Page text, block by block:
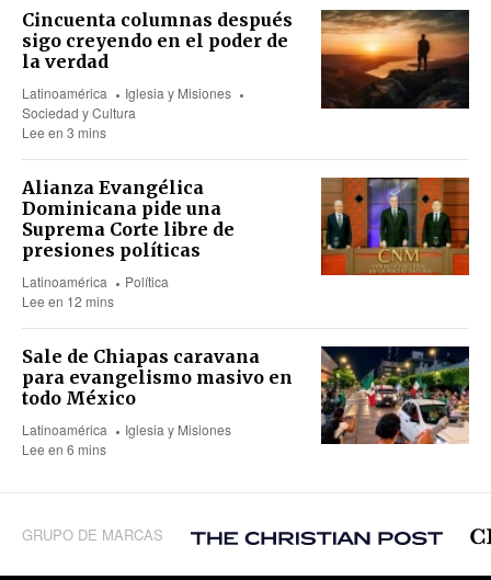
Cincuenta columnas después
sigo creyendo en el poder de
la verdad
Latinoamérica
Iglesia y Misiones
Sociedad y Cultura
Lee en 3 mins
Alianza Evangélica
Dominicana pide una
Suprema Corte libre de
presiones políticas
Latinoamérica
Política
Lee en 12 mins
Sale de Chiapas caravana
para evangelismo masivo en
todo México
Latinoamérica
Iglesia y Misiones
Lee en 6 mins
GRUPO DE MARCAS